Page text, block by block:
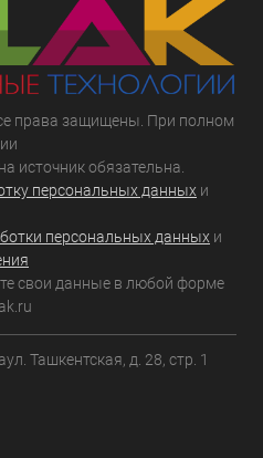
права защищены. При полном
источник обязательна.
персональных данных и
персональных данных и
свои данные в любой форме
Ташкентская, д. 28, стр. 1